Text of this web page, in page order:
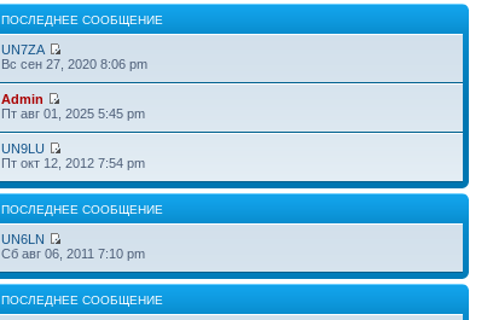
ПОСЛЕДНЕЕ СООБЩЕНИЕ
UN7ZA
Вс сен 27, 2020 8:06 pm
Admin
Пт авг 01, 2025 5:45 pm
UN9LU
Пт окт 12, 2012 7:54 pm
ПОСЛЕДНЕЕ СООБЩЕНИЕ
UN6LN
Сб авг 06, 2011 7:10 pm
ПОСЛЕДНЕЕ СООБЩЕНИЕ